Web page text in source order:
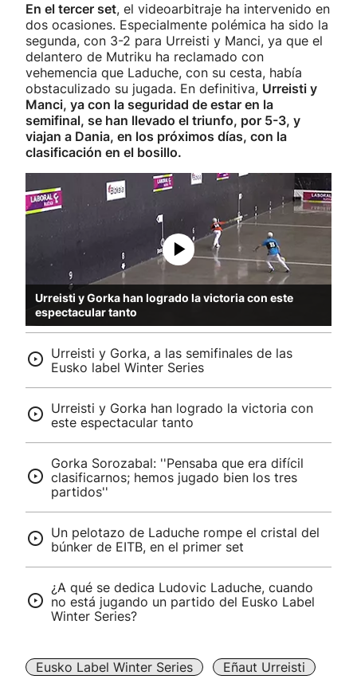
En el tercer set, el videoarbitraje ha intervenido en
dos ocasiones. Especialmente polémica ha sido la
segunda, con 3-2 para Urreisti y Manci, ya que el
delantero de Mutriku ha reclamado con
vehemencia que Laduche, con su cesta, había
obstaculizado su jugada. En definitiva, Urreisti y
Manci, ya con la seguridad de estar en la
semifinal, se han llevado el triunfo, por 5-3, y
viajan a Dania, en los próximos días, con la
clasificación en el bosillo.
Urreisti y Gorka han logrado la victoria con este
espectacular tanto
Urreisti y Gorka, a las semifinales de las
Eusko label Winter Series
Urreisti y Gorka han logrado la victoria con
este espectacular tanto
Gorka Sorozabal: ''Pensaba que era difícil
clasificarnos; hemos jugado bien los tres
partidos''
Un pelotazo de Laduche rompe el cristal del
búnker de EITB, en el primer set
¿A qué se dedica Ludovic Laduche, cuando
no está jugando un partido del Eusko Label
Winter Series?
Eusko Label Winter Series Eñaut Urreisti